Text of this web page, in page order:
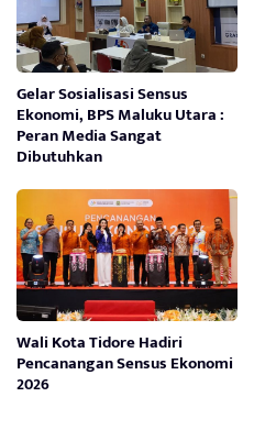
Gelar Sosialisasi Sensus
Ekonomi, BPS Maluku Utara :
Peran Media Sangat
Dibutuhkan
Wali Kota Tidore Hadiri
Pencanangan Sensus Ekonomi
2026